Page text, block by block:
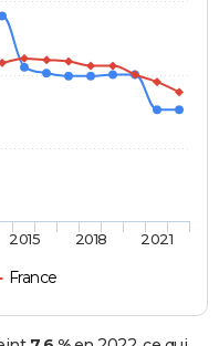
France
2015 2018 2021